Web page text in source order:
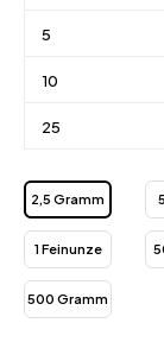
5
10
25
2,5 Gramm
1 Feinunze
500 Gramm